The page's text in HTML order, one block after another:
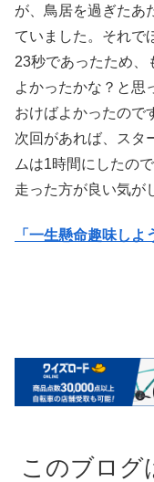
が、鳥居を過ぎたあ
ていました。それで
23秒であったため、
よかったかな？と思
おけばよかったので
次回があれば、スタ
ムは1時間にしたの
走った方が良い気が
「一生懸命趣味し
このブログ